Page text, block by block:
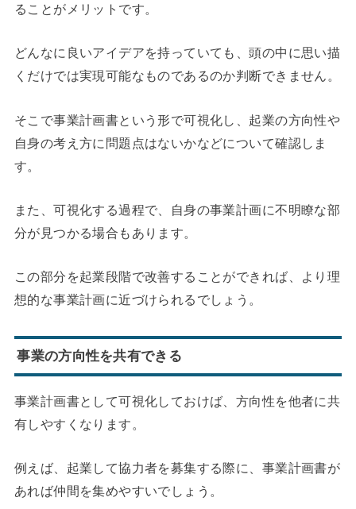
ることがメリットです。
どんなに良いアイデアを持っていても、頭の中に思い描
くだけでは実現可能なものであるのか判断できません。
そこで事業計画書という形で可視化し、起業の方向性や
自身の考え方に問題点はないかなどについて確認しま
す。
また、可視化する過程で、自身の事業計画に不明瞭な部
分が見つかる場合もあります。
この部分を起業段階で改善することができれば、より理
想的な事業計画に近づけられるでしょう。
事業の方向性を共有できる
事業計画書として可視化しておけば、方向性を他者に共
有しやすくなります。
例えば、起業して協力者を募集する際に、事業計画書が
あれば仲間を集めやすいでしょう。